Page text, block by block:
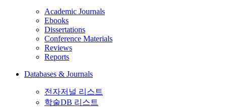
Academic Journals
Ebooks
Dissertations
Conference Materials
Reviews
Reports
Databases & Journals
전자저널 리스트
학술DB 리스트